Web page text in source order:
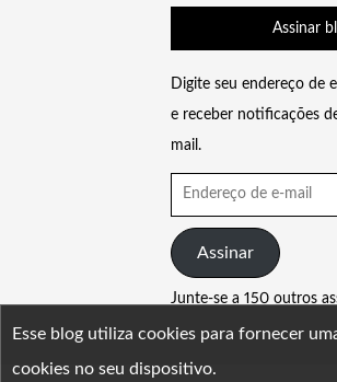
Assinar
Digite seu endereço de
e receber notificações
mail.
Endereço
de
e-
mail
Assinar
Junte-se a 150 outros
Esse blog utiliza cookies para fornecer
cookies no seu dispositivo.